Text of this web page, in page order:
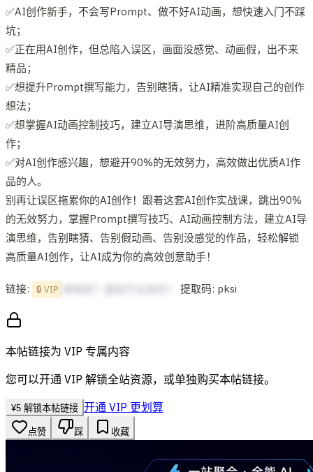
✅AI创作新手，不会写Prompt、做不好AI动画，想快速入门不踩
坑；
✅正在用AI创作，但总陷入误区，画面没感觉、动画假，出不来
精品；
✅想提升Prompt撰写能力，告别瞎猜，让AI精准实现自己的创作
想法；
✅想掌握AI动画控制技巧，建立AI导演思维，进阶高质量AI创
作；
✅对AI创作感兴趣，想避开90%的无效努力，高效做出优质AI作
品的人。
别再让误区拖累你的AI创作！跟着这套AI创作实战课，跳出90%
的无效努力，掌握Prompt撰写技巧、AI动画控制方法，建立AI导
演思维，告别瞎猜、告别假动画、告别没感觉的作品，轻松解锁
高质量AI创作，让AI成为你的高效创意助手！
链接: 🔒 VIP 提取码: pksi
本帖链接为 VIP 专属内容
您可以开通 VIP 解锁全站资源，或单独购买本帖链接。
¥5 解锁本帖链接 开通 VIP 更划算
点赞 踩 收藏